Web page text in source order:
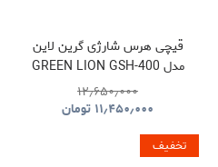
قیچی هرس شارژی گرین لاین
مدل GREEN LION GSH-400
ELECTRIC PRUNING
SHEARS TOOL CORDLESS
۱۲٫۶۵۰٫۰۰۰
۱۱٫۴۵۰٫۰۰۰ تومان
تخفیف